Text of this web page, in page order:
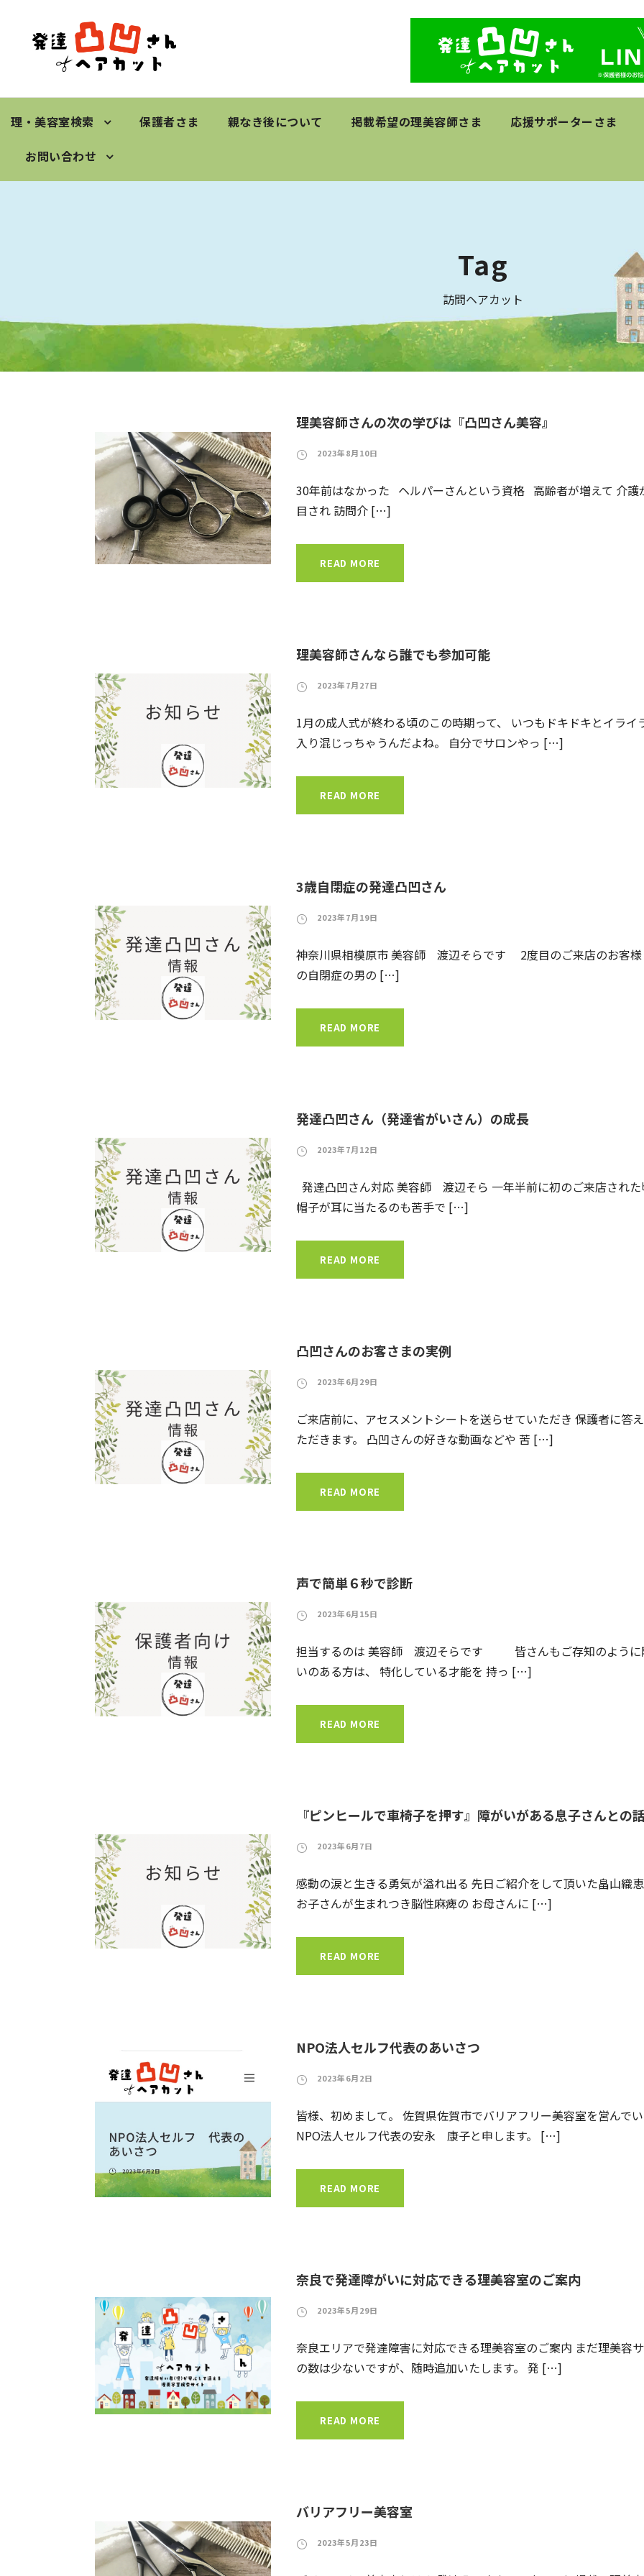
理・美容室検索 保護者さま 親なき後について 掲載希望の理美容師さま
応援サポーターさま
お問い合わせ
Tag
訪問ヘアカット
理美容師さんの次の学びは『凸凹さん美容』
2023年8月10日
30年前はなかった ヘルパーさんという資格 高齢者が増えて 介護
目され 訪問介 […]
READ MORE
理美容師さんなら誰でも参加可能
2023年7月27日
1月の成人式が終わる頃のこの時期って、 いつもドキドキとイライ
入り混じっちゃうんだよね。 自分でサロンやっ […]
READ MORE
3歳自閉症の発達凸凹さん
2023年7月19日
神奈川県相模原市 美容師 渡辺そらです 2度目のご来店のお客様
の自閉症の男の […]
READ MORE
発達凸凹さん（発達省がいさん）の成長
2023年7月12日
発達凸凹さん対応 美容師 渡辺そら 一年半前に初のご来店された
帽子が耳に当たるのも苦手で […]
READ MORE
凸凹さんのお客さまの実例
2023年6月29日
ご来店前に、アセスメントシートを送らせていただき 保護者に答
ただきます。 凸凹さんの好きな動画などや 苦 […]
READ MORE
声で簡単６秒で診断
2023年6月15日
担当するのは 美容師 渡辺そらです 皆さんもご存知のように
いのある方は、 特化している才能を 持っ […]
READ MORE
『ピンヒールで車椅子を押す』障がいがある息子さんとの
2023年6月7日
感動の涙と生きる勇気が溢れ出る 先日ご紹介をして頂いた畠山織
お子さんが生まれつき脳性麻痺の お母さんに […]
READ MORE
NPO法人セルフ代表のあいさつ
2023年6月2日
皆様、初めまして。 佐賀県佐賀市でバリアフリー美容室を営んで
NPO法人セルフ代表の安永 康子と申します。 […]
READ MORE
奈良で発達障がいに対応できる理美容室のご案内
2023年5月29日
奈良エリアで発達障害に対応できる理美容室のご案内 まだ理美容
の数は少ないですが、随時追加いたします。 発 […]
READ MORE
バリアフリー美容室
2023年5月23日